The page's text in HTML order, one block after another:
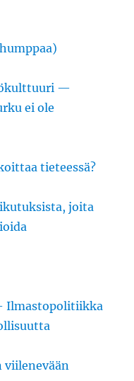
—
ei ole
tieteessä?
joita
Ilmastopolitiikka
viilenevään